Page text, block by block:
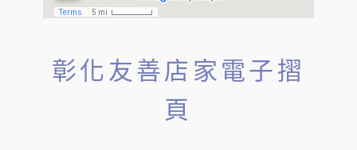
彰化友善店家電子摺
頁